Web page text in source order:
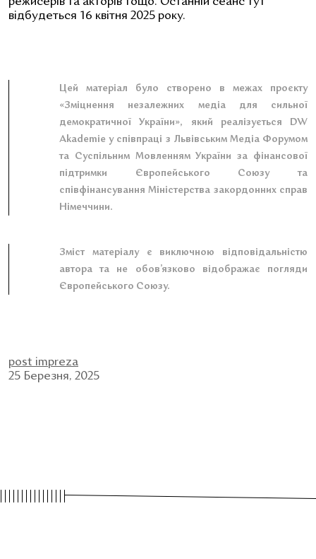
режисерів та акторів тощо. Останній сеанс тут
відбудеться 16 квітня 2025 року.
Цей матеріал було створено в межах проєкту
«Зміцнення незалежних медіа для сильної
демократичної України», який реалізується DW
Akademie у співпраці з Львівським Медіа Форумом
та Суспільним Мовленням України за фінансової
підтримки Європейського Союзу та
співфінансування Міністерства закордонних справ
Німеччини.
Зміст матеріалу є виключною відповідальністю
автора та не обов’язково відображає погляди
Європейського Союзу.
post impreza
25 Березня, 2025